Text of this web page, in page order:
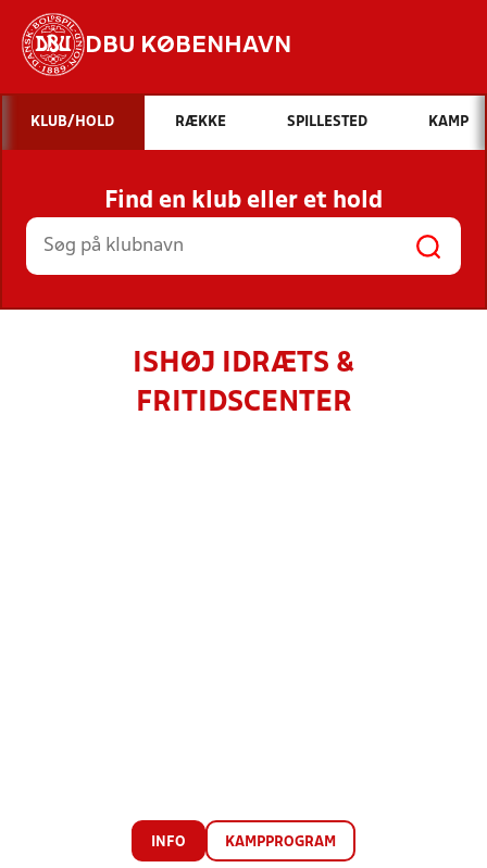
DBU KØBENHAVN
Hvad vil du søge efter?
INDHOLD OG NYHEDER
STILLINGER, RESULTATER, KLUBBER OG
HOLD
KLUB/HOLD RÆKKE SPILLESTED KAMP
Find en klub eller et hold
ISHØJ IDRÆTS &
FRITIDSCENTER
INFO KAMPPROGRAM